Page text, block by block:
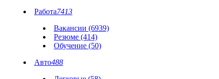
Работа7413
Вакансии (6939)
Резюме (414)
Обучение (50)
Авто488